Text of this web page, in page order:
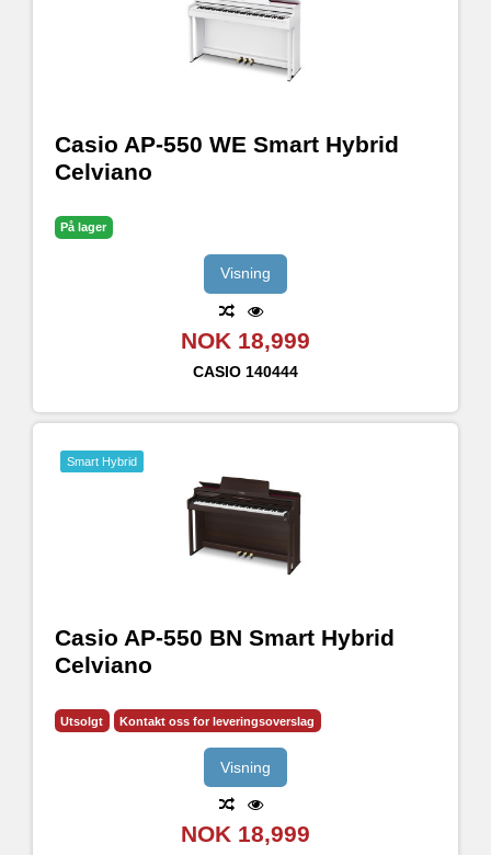
Casio AP-550 WE Smart Hybrid
Celviano
På lager
Visning
NOK 18,999
CASIO 140444
Smart Hybrid
Casio AP-550 BN Smart Hybrid
Celviano
Utsolgt Kontakt oss for leveringsoverslag
Visning
NOK 18,999